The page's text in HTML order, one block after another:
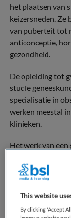
het plaatsen van
keizersneden. Ze
van puberteit tot
anticonceptie,
gezondheid.
De opleiding tot
studie
specialisatie in
werken meestal
klinieken.
Het werk van een
helpen bij zowel
hun gezondheid.
This website
By clicking “Accept